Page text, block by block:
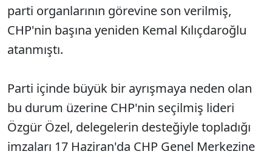
parti organlarının görevine son verilmiş,
CHP'nin başına yeniden Kemal Kılıçdaroğlu
atanmıştı.
Parti içinde büyük bir ayrışmaya neden olan
bu durum üzerine CHP'nin seçilmiş lideri
Özgür Özel, delegelerin desteğiyle topladığı
imzaları 17 Haziran'da CHP Genel Merkezine